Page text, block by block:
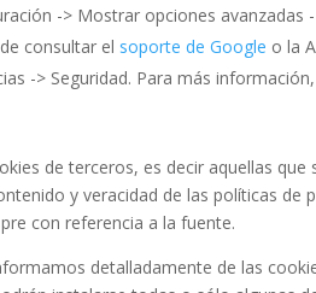
-> Mostrar opciones avanzadas
consultar el soporte de Google o la
-> Seguridad. Para más
de terceros, es decir aquellas
y veracidad de las políticas
con referencia a la fuente.
detalladamente de las